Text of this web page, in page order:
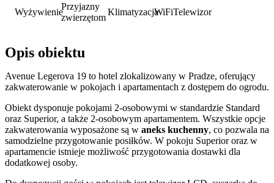
Wyżywienie
Przyjazny
zwierzętom
KlimatyzacjaWiFiTelewizor
Opis obiektu
Avenue Legerova 19 to hotel zlokalizowany w Pradze, oferujący
zakwaterowanie w pokojach i apartamentach z dostępem do ogrodu.
Obiekt dysponuje pokojami 2-osobowymi w standardzie Standard
oraz Superior, a także 2-osobowym apartamentem. Wszystkie opcje
zakwaterowania wyposażone są w aneks kuchenny, co pozwala na
samodzielne przygotowanie posiłków. W pokoju Superior oraz w
apartamencie istnieje możliwość przygotowania dostawki dla
dodatkowej osoby.